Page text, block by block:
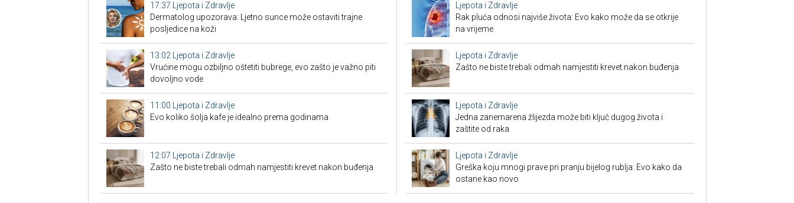
17:37
Ljepota i Zdravlje
Dermatolog upozorava: Ljetno sunce može ostaviti trajne
posljedice na koži
13:02
Ljepota i Zdravlje
Vrućine mogu ozbiljno oštetiti bubrege, evo zašto je važno piti
dovoljno vode
11:00
Ljepota i Zdravlje
Evo koliko šolja kafe je idealno prema godinama
12:07
Ljepota i Zdravlje
Zašto ne biste trebali odmah namjestiti krevet nakon buđenja
Ljepota i Zdravlje
Rak pluća odnosi najviše života: Evo kako može da se otkrije
na vrijeme
Ljepota i Zdravlje
Zašto ne biste trebali odmah namjestiti krevet nakon buđenja
Ljepota i Zdravlje
Jedna zanemarena žlijezda može biti ključ dugog života i
zaštite od raka
Ljepota i Zdravlje
Greška koju mnogi prave pri pranju bijelog rublja: Evo kako da
ostane kao novo